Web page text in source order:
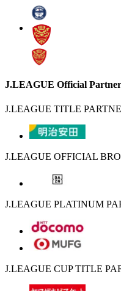
J.LEAGUE Official
J.LEAGUE TITLE
J.LEAGUE OFFICIAL
J.LEAGUE PLATINUM
J.LEAGUE CUP TITLE